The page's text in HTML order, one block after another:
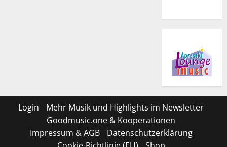
Login
Mehr Musik und Highlights im Newsletter
Goodmusic.one & Kooperationen
Impressum & AGB
Datenschutzerklärung